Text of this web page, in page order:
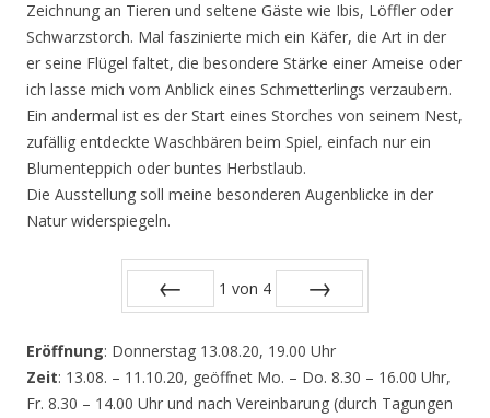
Zeichnung an Tieren und seltene Gäste wie Ibis, Löffler oder
Schwarzstorch. Mal faszinierte mich ein Käfer, die Art in der
er seine Flügel faltet, die besondere Stärke einer Ameise oder
ich lasse mich vom Anblick eines Schmetterlings verzaubern.
Ein andermal ist es der Start eines Storches von seinem Nest,
zufällig entdeckte Waschbären beim Spiel, einfach nur ein
Blumenteppich oder buntes Herbstlaub.
Die Ausstellung soll meine besonderen Augenblicke in der
Natur widerspiegeln.
1 von 4
Eröffnung: Donnerstag 13.08.20, 19.00 Uhr
Zeit: 13.08. – 11.10.20, geöffnet Mo. – Do. 8.30 – 16.00 Uhr,
Fr. 8.30 – 14.00 Uhr und nach Vereinbarung (durch Tagungen